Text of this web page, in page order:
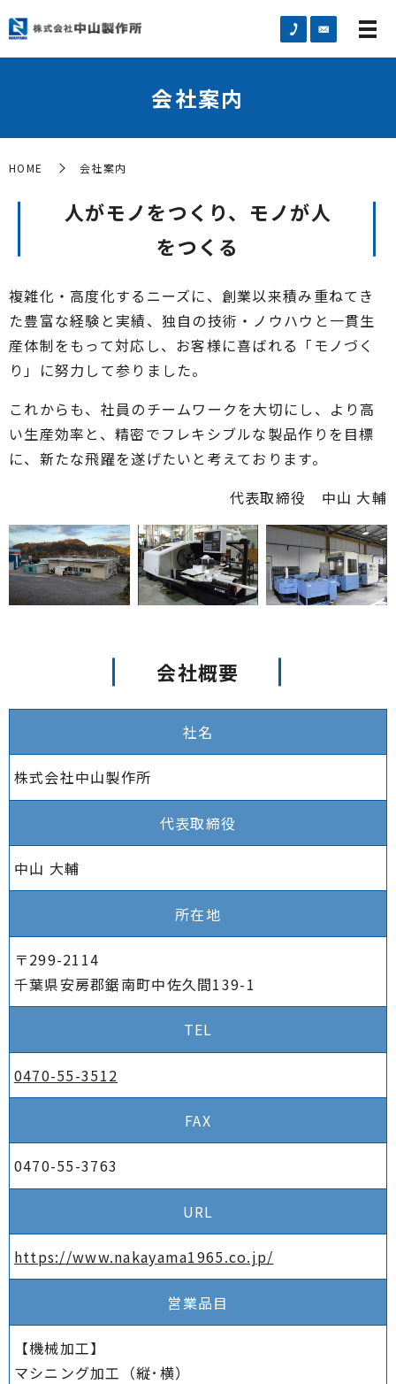
会社案内
HOME 会社案内
人がモノをつくり、モノが人
をつくる
複雑化・高度化するニーズに、創業以来積み重ねてき
た豊富な経験と実績、独自の技術・ノウハウと一貫生
産体制をもって対応し、お客様に喜ばれる「モノづく
り」に努力して参りました。
これからも、社員のチームワークを大切にし、より高
い生産効率と、精密でフレキシブルな製品作りを目標
に、新たな飛躍を遂げたいと考えております。
代表取締役 中山 大輔
会社概要
社名
株式会社中山製作所
代表取締役
中山 大輔
所在地
〒299-2114
千葉県安房郡鋸南町中佐久間139-1
TEL
0470-55-3512
FAX
0470-55-3763
URL
https://www.nakayama1965.co.jp/
営業品目
【機械加工】
マシニング加工（縦･横）